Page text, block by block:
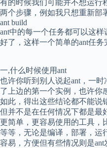
有的时候我们可能并不想运行
两个步骤，例如我只想重新部
ant build
ant中的每一个任务都可以这样
好了，这样一个简单的ant任务
一,什么时候使用ant
也许你听到别人说起ant，一
了上边的第一个实例，也许你
如此，得出这些结论都不能说
但并不是在任何情况下都是最
更简单，更容易使用的工具，
等等，无论是编译，部署，运
容易，方便但有些情况则是ant